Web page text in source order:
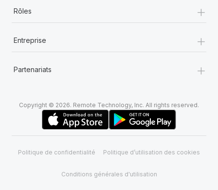
Rôles +
Entreprise +
Partenariats +
Copyright © 2026. Remote Technology, Inc. All rights reserved.
Politique de confidentialité Politique d’utilisation des cookies
Conditions générales d'utilisation